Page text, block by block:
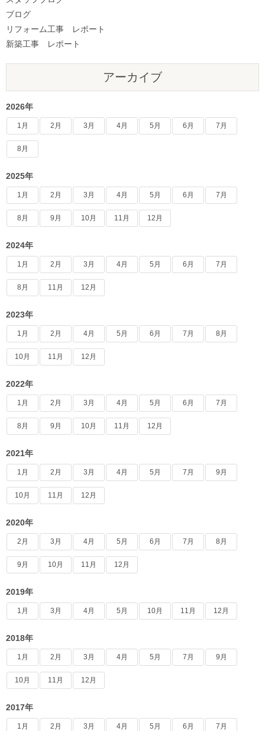
ブログ
リフォーム工事 レポート
新築工事 レポート
アーカイブ
2026年
1月 2月 3月 4月 5月 6月 7月
8月
2025年
1月 2月 3月 4月 5月 6月 7月
8月 9月 10月 11月 12月
2024年
1月 2月 3月 4月 5月 6月 7月
8月 11月 12月
2023年
1月 2月 4月 5月 6月 7月 8月
10月 11月 12月
2022年
1月 2月 3月 4月 5月 6月 7月
8月 9月 10月 11月 12月
2021年
1月 2月 3月 4月 5月 7月 9月
10月 11月 12月
2020年
2月 3月 4月 5月 6月 7月 8月
9月 10月 11月 12月
2019年
1月 3月 4月 5月 10月 11月 12月
2018年
1月 2月 3月 4月 5月 7月 9月
10月 11月 12月
2017年
1月 2月 3月 4月 5月 6月 7月